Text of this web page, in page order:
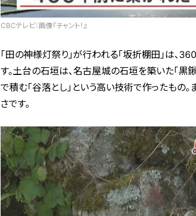
CBCテレビ：画像『チャント！』
「田の神様灯祭り」が行われる「坂折棚田」は
す。土台の石垣は、名古屋城の石垣を築いた「黒
で積む「谷落とし」という高い技術で作ったもの
さです。